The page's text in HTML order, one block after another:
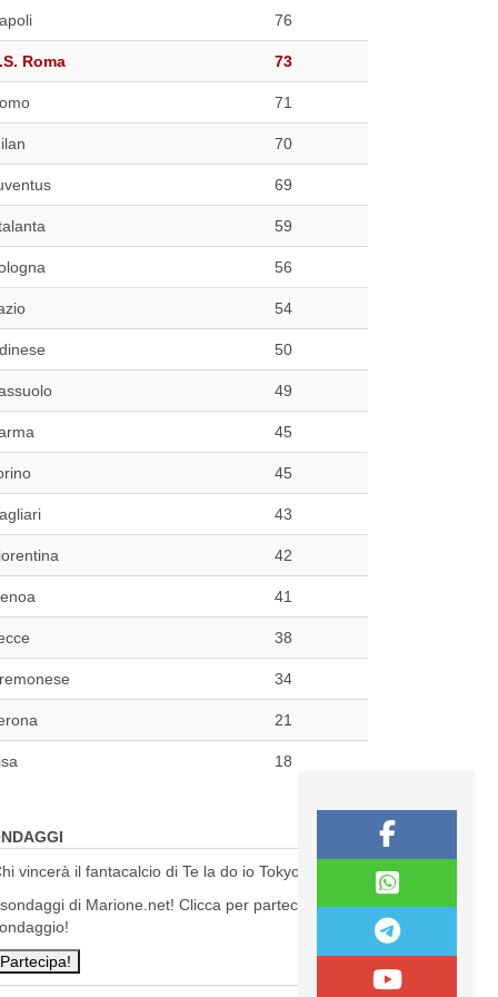
76
Roma 73
71
70
69
59
56
54
50
49
45
45
43
42
41
38
34
21
18
vincerà il fantacalcio di Te la do io Tokyo?
di Marione.net! Clicca per partecipare al